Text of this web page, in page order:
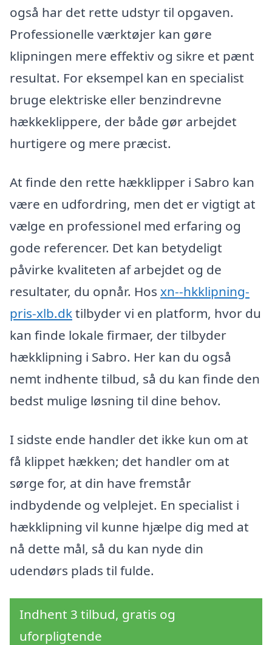
også har det rette udstyr til opgaven.
Professionelle værktøjer kan gøre
klipningen mere effektiv og sikre et pænt
resultat. For eksempel kan en specialist
bruge elektriske eller benzindrevne
hækkeklippere, der både gør arbejdet
hurtigere og mere præcist.
At finde den rette hækklipper i Sabro kan
være en udfordring, men det er vigtigt at
vælge en professionel med erfaring og
gode referencer. Det kan betydeligt
påvirke kvaliteten af arbejdet og de
resultater, du opnår. Hos xn--hkklipning-
pris-xlb.dktilbyder vi en platform, hvor du
kan finde lokale firmaer, der tilbyder
hækklipning i Sabro. Her kan du også
nemt indhente tilbud, så du kan finde den
bedst mulige løsning til dine behov.
I sidste ende handler det ikke kun om at
få klippet hækken; det handler om at
sørge for, at din have fremstår
indbydende og velplejet. En specialist i
hækklipning vil kunne hjælpe dig med at
nå dette mål, så du kan nyde din
udendørs plads til fulde.
Indhent 3 tilbud, gratis og
uforpligtende